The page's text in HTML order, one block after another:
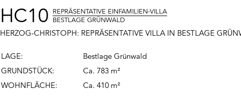
HC10
REPRÄSENTATIVE EINFAMILIEN-VILLA
BESTLAGE GRÜNWALD
HERZOG-CHRISTOPH: REPRÄSENTATIVE VILLA IN BESTLAGE
LAGE:
Bestlage Grünwald
GRUNDSTÜCK:
Ca. 783 m²
WOHNFLÄCHE: Ca. 410 m²